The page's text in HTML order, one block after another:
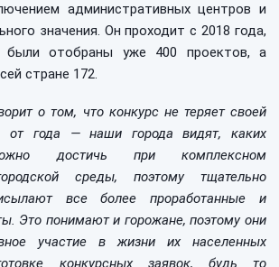
административных центров и
значения. Он проходит с 2018 года,
отобраны уже 400 проектов, а
стране 172.
о том, что конкурс не теряет своей
от года — наши города видят, каких
достичь при комплексном
среды, поэтому тщательно
все более проработанные и
Это понимают и горожане, поэтому они
участие в жизни их населенных
конкурсных заявок, будь то